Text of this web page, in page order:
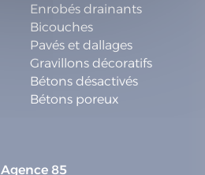
Enrobés drainants
Bicouches
Pavés et dallages
Gravillons décoratifs
Bétons désactivés
Bétons poreux
Agence 85